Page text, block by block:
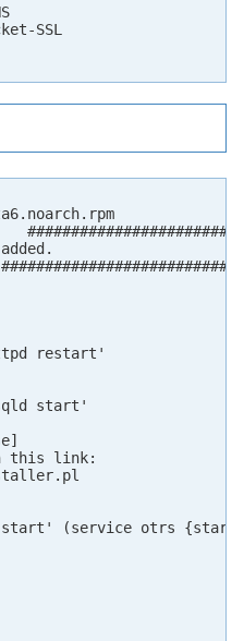
SSL
restart'
start'
this link:
start' (service otrs